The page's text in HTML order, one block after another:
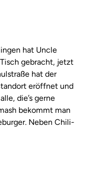
hat Uncle
gebracht, jetzt
hat der
eröffnet und
die’s gerne
bekommt man
Neben Chili-